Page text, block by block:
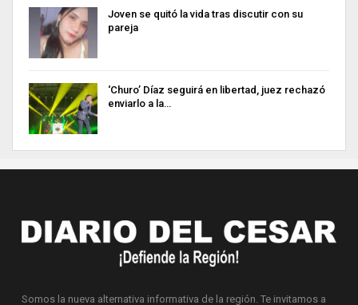
Joven se quitó la vida tras discutir con su
pareja
‘Churo’ Díaz seguirá en libertad, juez rechazó
enviarlo a la…
Somos la nueva alternativa informativa de la región. Te invitamos a